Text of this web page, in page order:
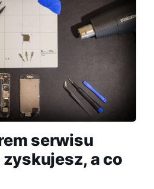
serwisu
a co